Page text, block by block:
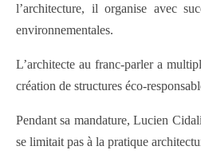
l’architecture, il organise avec
environnementales.
L’architecte au franc-parler a
création de structures éco-
Pendant sa mandature, Lucien
se limitait pas à la pratique